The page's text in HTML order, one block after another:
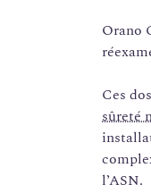
Orano
Ces
sûreté
l’ASN.